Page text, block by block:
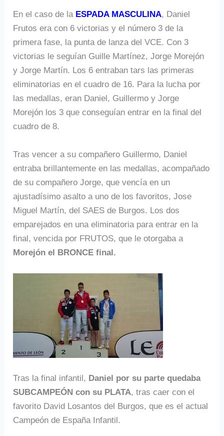
En el caso de la ESPADA MASCULINA, Daniel
Frutos era con 6 victorias y el número 3 de la
primera fase, la punta de lanza del VCE. Con 3
victorias le seguían Guille Martínez, Jorge Morejón
y Jorge Martín. Los 6 entraban tars las primeras
eliminatorias en el cuadro de 16. Para la lucha por
las medallas, eran Daniel, Guillermo y Jorge
Morejón los 3 que conseguían entrar en la final del
cuadro de 8.
Tras vencer a su compañero Guillermo, Daniel
entraba brillantemente en las medallas, acompañado
de su compañero Jorge, que vencía en un
ajustadísimo asalto a uno de los favoritos, Jose
Miguel Martín, del SAES de Burgos. Los dos
emparejados en una eliminatoria para entrar en la
final, vencida por FRUTOS, que le otorgaba a
Morejón el BRONCE final.
Tras la final infantil, Daniel por su parte quedaba
SUBCAMPEÓN con su PLATA, tras caer con el
favorito David Losantos del Burgos, que es el actual
Campeón de España Infantil.